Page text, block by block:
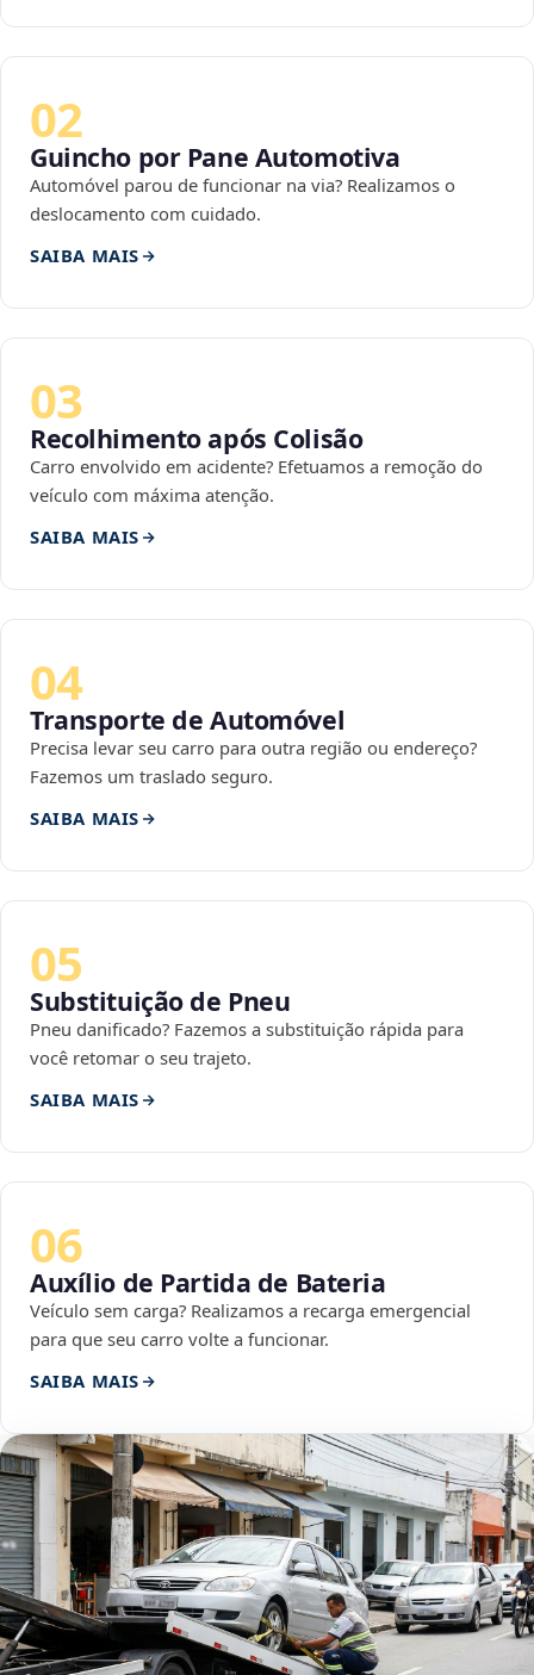
02
Guincho por Pane Automotiva
Automóvel parou de funcionar na via? Realizamos o
deslocamento com cuidado.
SAIBA MAIS
03
Recolhimento após Colisão
Carro envolvido em acidente? Efetuamos a remoção do
veículo com máxima atenção.
SAIBA MAIS
04
Transporte de Automóvel
Precisa levar seu carro para outra região ou endereço?
Fazemos um traslado seguro.
SAIBA MAIS
05
Substituição de Pneu
Pneu danificado? Fazemos a substituição rápida para
você retomar o seu trajeto.
SAIBA MAIS
06
Auxílio de Partida de Bateria
Veículo sem carga? Realizamos a recarga emergencial
para que seu carro volte a funcionar.
SAIBA MAIS